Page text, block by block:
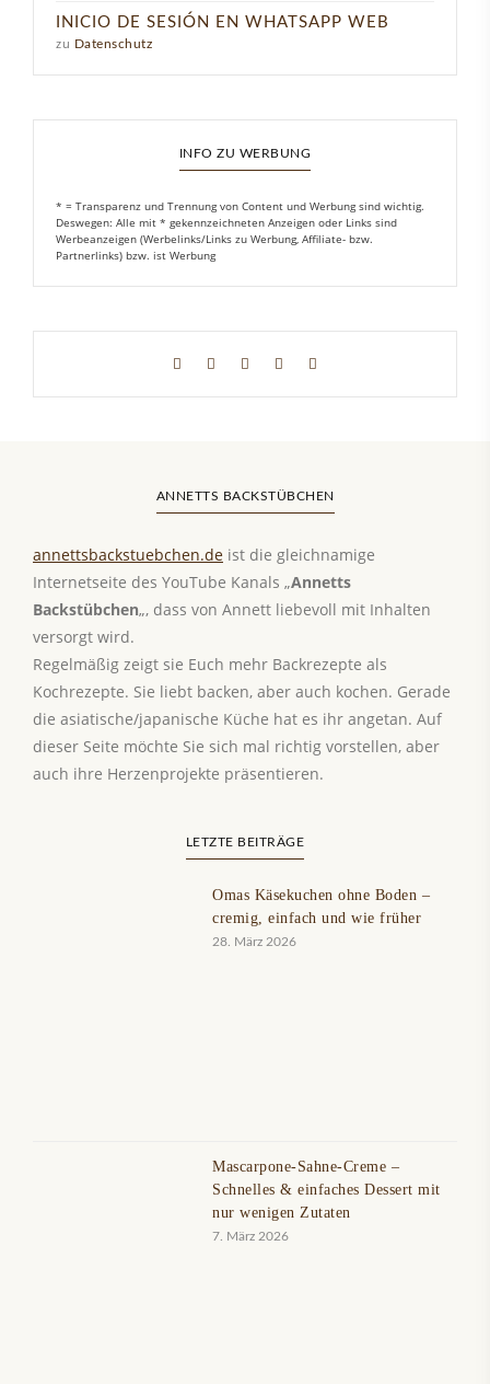
INICIO DE SESIÓN EN WHATSAPP WEB
zu Datenschutz
INFO ZU WERBUNG
* = Transparenz und Trennung von Content und Werbung sind wichtig.
Deswegen: Alle mit * gekennzeichneten Anzeigen oder Links sind
Werbeanzeigen (Werbelinks/Links zu Werbung, Affiliate- bzw.
Partnerlinks) bzw. ist Werbung
ANNETTS BACKSTÜBCHEN
annettsbackstuebchen.de ist die gleichnamige
Internetseite des YouTube Kanals „Annetts
Backstübchen„, dass von Annett liebevoll mit Inhalten
versorgt wird.
Regelmäßig zeigt sie Euch mehr Backrezepte als
Kochrezepte. Sie liebt backen, aber auch kochen. Gerade
die asiatische/japanische Küche hat es ihr angetan. Auf
dieser Seite möchte Sie sich mal richtig vorstellen, aber
auch ihre Herzenprojekte präsentieren.
LETZTE BEITRÄGE
Omas Käsekuchen ohne Boden –
cremig, einfach und wie früher
28. März 2026
Mascarpone-Sahne-Creme –
Schnelles & einfaches Dessert mit
nur wenigen Zutaten
7. März 2026